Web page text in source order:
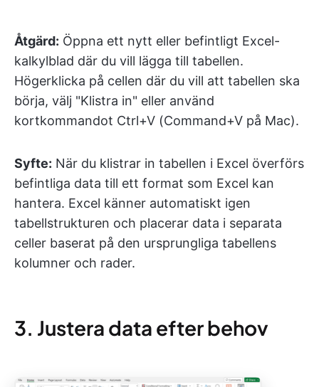
Åtgärd: Öppna ett nytt eller befintligt Excel-
kalkylblad där du vill lägga till tabellen.
Högerklicka på cellen där du vill att tabellen ska
börja, välj "Klistra in" eller använd
kortkommandot Ctrl+V (Command+V på Mac).
Syfte: När du klistrar in tabellen i Excel överförs
befintliga data till ett format som Excel kan
hantera. Excel känner automatiskt igen
tabellstrukturen och placerar data i separata
celler baserat på den ursprungliga tabellens
kolumner och rader.
3. Justera data efter behov